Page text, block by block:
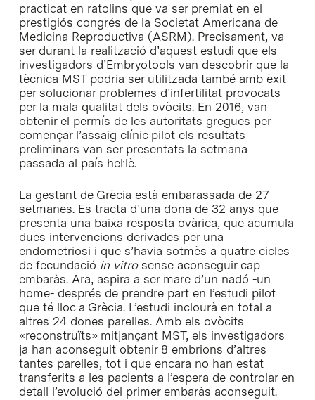
practicat en ratolins que va ser premiat en el
prestigiós congrés de la Societat Americana de
Medicina Reproductiva (ASRM). Precisament, va
ser durant la realització d’aquest estudi que els
investigadors d’Embryotools van descobrir que la
tècnica MST podria ser utilitzada també amb èxit
per solucionar problemes d’infertilitat provocats
per la mala qualitat dels ovòcits. En 2016, van
obtenir el permís de les autoritats gregues per
començar l’assaig clínic pilot els resultats
preliminars van ser presentats la setmana
passada al país hel·lè.
La gestant de Grècia està embarassada de 27
setmanes. Es tracta d’una dona de 32 anys que
presenta una baixa resposta ovàrica, que acumula
dues intervencions derivades per una
endometriosi i que s’havia sotmès a quatre cicles
de fecundació in vitrosense aconseguir cap
embaràs. Ara, aspira a ser mare d’un nadó -un
home- després de prendre part en l’estudi pilot
que té lloc a Grècia. L’estudi inclourà en total a
altres 24 dones parelles. Amb els ovòcits
«reconstruïts» mitjançant MST, els investigadors
ja han aconseguit obtenir 8 embrions d’altres
tantes parelles, tot i que encara no han estat
transferits a les pacients a l’espera de controlar en
detall l’evolució del primer embaràs aconseguit.